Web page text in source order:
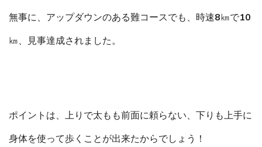
無事に、アップダウンのある難コースでも、時速8㎞で10
㎞、見事達成されました。
ポイントは、上りで太もも前面に頼らない、下りも上手に
身体を使って歩くことが出来たからでしょう！